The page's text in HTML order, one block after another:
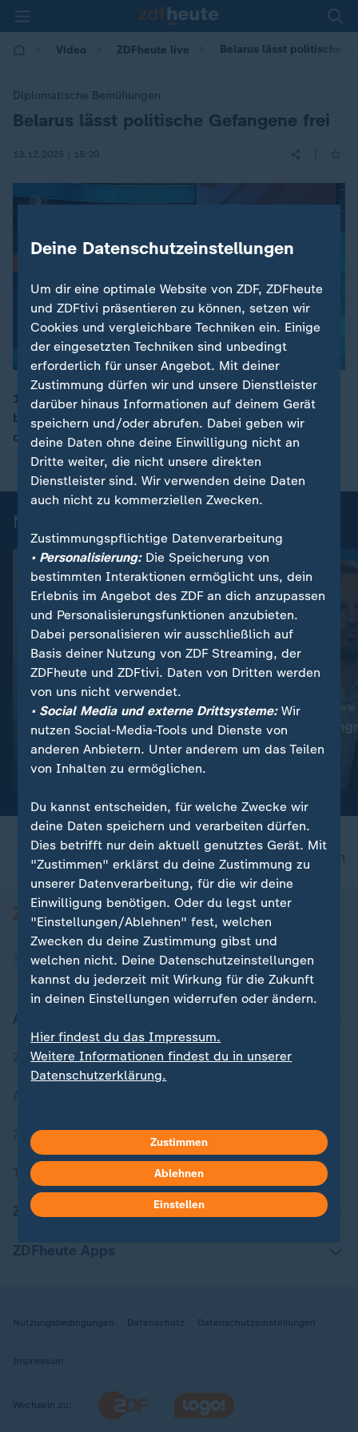
Video ZDFheute live Belarus lässt politische
Diplomatische Bemühungen
:Belarus lässt politische Gefangene frei
13.12.2025 | 15:20
00:16
123 Oppositionelle und Menschenrechtler haben die
belarussische Gefangenschaft verlassen. Was hinter
der Freilassung steckt, erklärt ZDFheute live.
Mehr aus ZDFheute live
Abwehr ballistischer Raketen :
"Das ist die Champions-
League der Technologie"
Video19:01
Ukraine trifft neue Ziele
"Deutlicher
Alltag"
nach oben
Zuletzt veröffentlicht
ZDFheute Stories
Themen im Überblick
ZDFheute Update
Nutzungsbedingungen Datenschutz Datenschutzeinstellungen
Impressum
Wechseln zu:
Deine Datenschutzeinstellungen
Um dir eine optimale Website von ZDF, ZDFheute
und ZDFtivi präsentieren zu können, setzen wir
Cookies und vergleichbare Techniken ein. Einige
der eingesetzten Techniken sind unbedingt
erforderlich für unser Angebot. Mit deiner
Zustimmung dürfen wir und unsere Dienstleister
darüber hinaus Informationen auf deinem Gerät
speichern und/oder abrufen. Dabei geben wir
deine Daten ohne deine Einwilligung nicht an
Dritte weiter, die nicht unsere direkten
Dienstleister sind. Wir verwenden deine Daten
auch nicht zu kommerziellen Zwecken.
Zustimmungspflichtige Datenverarbeitung
• Personalisierung:Die Speicherung von
bestimmten Interaktionen ermöglicht uns, dein
Erlebnis im Angebot des ZDF an dich anzupassen
und Personalisierungsfunktionen anzubieten.
Dabei personalisieren wir ausschließlich auf
Basis deiner Nutzung von ZDF Streaming, der
ZDFheute und ZDFtivi. Daten von Dritten werden
von uns nicht verwendet.
• Social Media und externe Drittsysteme:Wir
nutzen Social-Media-Tools und Dienste von
anderen Anbietern. Unter anderem um das Teilen
von Inhalten zu ermöglichen.
Du kannst entscheiden, für welche Zwecke wir
deine Daten speichern und verarbeiten dürfen.
Dies betrifft nur dein aktuell genutztes Gerät. Mit
"Zustimmen" erklärst du deine Zustimmung zu
unserer Datenverarbeitung, für die wir deine
Einwilligung benötigen. Oder du legst unter
"Einstellungen/Ablehnen" fest, welchen
Zwecken du deine Zustimmung gibst und
welchen nicht. Deine Datenschutzeinstellungen
kannst du jederzeit mit Wirkung für die Zukunft
in deinen Einstellungen widerrufen oder ändern.
Hier findest du das Impressum.
Weitere Informationen findest du in unserer
Datenschutzerklärung.
Zustimmen
Ablehnen
Einstellen